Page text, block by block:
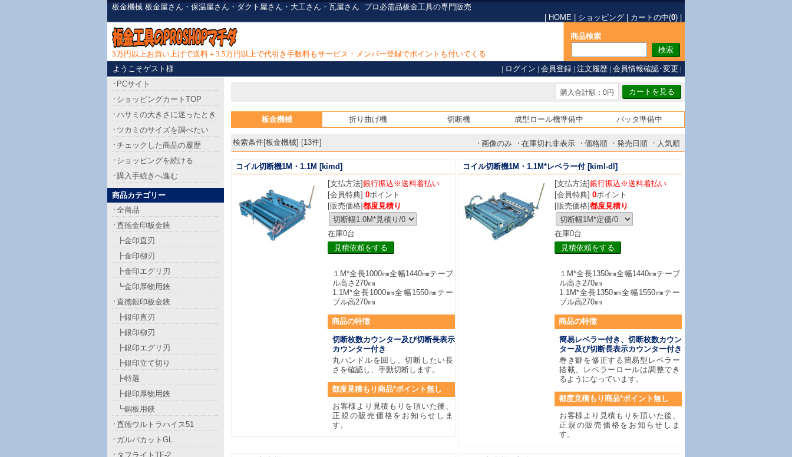
板金機械 板金屋さん・保温屋さん・ダクト屋さん・大工さん・瓦屋さん プロ必需品板金工具の専門販売
HOME ショッピング カートの中(0)
3万円以上お買い上げで送料＋3.5万円以上で代引き手数料もサービス・メンバー登録でポイントも付いてくる
商品検索
ようこそゲスト様 | ログイン | 会員登録 | 注文履歴 | 会員情報確認･変更 |
購入合計額：0円
板金機械 折り曲げ機 切断機 成型ロール機準備中 バッタ準備中
検索条件[板金機械] [13件] 画像のみ 在庫切れ非表示 価格順 発売日順 人気順
コイル切断機1M・1.1M [kimd]
[支払方法]銀行振込※送料着払い
[会員特典] 0ポイント
[販売価格]都度見積り
在庫0台
見積依頼をする
１M*全長1000㎜全幅1440㎜テーブ
ル高さ270㎜
1.1M*全長1000㎜全幅1550㎜テー
ブル高270㎜
商品の特徴
切断枚数カウンター及び切断長表示
カウンター付き
丸ハンドルを回し、切断したい長
さを確認し、手動切断します。
都度見積もり商品*ポイント無し
お客様より見積もりを頂いた後、
正規の販売価格をお知らせしま
す。
コイル切断機1M・1.1M*レベラー付[kiml-dl]
[支払方法]銀行振込※送料着払い
[会員特典] 0ポイント
[販売価格]都度見積り
在庫0台
見積依頼をする
１M*全長1350㎜全幅1440㎜テーブ
ル高さ270㎜
1.1M*全長1350㎜全幅1550㎜テー
ブル高270㎜
商品の特徴
簡易レベラー付き、切断枚数カウン
ター及び切断長表示カウンター付き
巻き癖を修正する簡易型レベラー
搭載、レベラーロールは調整でき
るようになっています。
都度見積もり商品*ポイント無し
お客様より見積もりを頂いた後、
正規の販売価格をお知らせしま
す。
PCサイト
ショッピングカートTOP
ハサミの大きさに迷ったとき
ツカミのサイズを調べたい
チェックした商品の履歴
ショッピングを続ける
購入手続きへ進む
商品カテゴリー
全商品
直徳金印板金鋏
┣金印直刃
┣金印柳刃
┣金印エグリ刃
┗金印厚物用鋏
直徳銀印板金鋏
┣銀印直刃
┣銀印柳刃
┣銀印エグリ刃
┣銀印立て切り
┣特選
┣銀印厚物用鋏
┗銅板用鋏
直徳ウルトラハイス51
ガルバカットGL
タフライトTF-2